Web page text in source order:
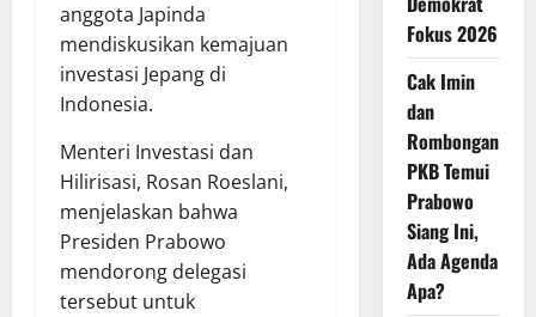
anggota Japinda
mendiskusikan kemajuan
investasi Jepang di
Indonesia.
Menteri Investasi dan
Hilirisasi, Rosan Roeslani,
menjelaskan bahwa
Presiden Prabowo
mendorong delegasi
tersebut untuk
Fokus 2026
Cak Imin
dan
Rombongan
PKB Temui
Prabowo
Siang Ini,
Ada Agenda
Apa?